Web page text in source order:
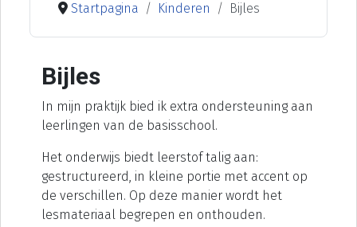
Startpagina Kinderen Bijles
Bijles
In mijn praktijk bied ik extra ondersteuning aan
leerlingen van de basisschool.
Het onderwijs biedt leerstof talig aan:
gestructureerd, in kleine portie met accent op
de verschillen. Op deze manier wordt het
lesmateriaal begrepen en onthouden.